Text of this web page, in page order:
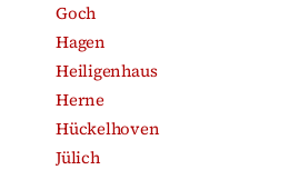
Goch
Hagen
Heiligenhaus
Herne
Hückelhoven
Jülich